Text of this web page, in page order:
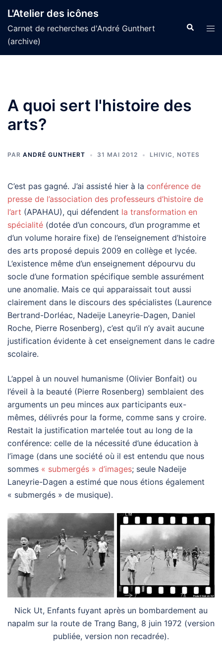
au
contenu
L'Atelier des icônes
Carnet de recherches d'André Gunthert
(archive)
A quoi sert l'histoire des
arts?
PAR ANDRÉ GUNTHERT 31 MAI 2012 LHIVIC , NOTES
C’est pas gagné. J’ai assisté hier à la conférence de
presse de l’association des professeurs d’histoire de
l’art (APAHAU), qui défendent la transformation en
spécialité (dotée d’un concours, d’un programme et
d’un volume horaire fixe) de l’enseignement d’histoire
des arts proposé depuis 2009 en collège et lycée.
L’existence même d’un enseignement dépourvu du
socle d’une formation spécifique semble assurément
une anomalie. Mais ce qui apparaissait tout aussi
clairement dans le discours des spécialistes (Laurence
Bertrand-Dorléac, Nadeije Laneyrie-Dagen, Daniel
Roche, Pierre Rosenberg), c’est qu’il n’y avait aucune
justification évidente à cet enseignement dans le cadre
scolaire.
L’appel à un nouvel humanisme (Olivier Bonfait) ou
l’éveil à la beauté (Pierre Rosenberg) semblaient des
arguments un peu minces aux participants eux-
mêmes, délivrés pour la forme, comme sans y croire.
Restait la justification martelée tout au long de la
conférence: celle de la nécessité d’une éducation à
l’image (dans une société où il est entendu que nous
sommes « submergés » d’images; seule Nadeije
Laneyrie-Dagen a estimé que nous étions également
« submergés » de musique).
Nick Ut, Enfants fuyant après un bombardement au
napalm sur la route de Trang Bang, 8 juin 1972 (version
publiée, version non recadrée).